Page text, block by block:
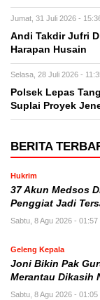
Jumat, 31 Juli 2026 -
Andi Takdir Jufri
Harapan Husain
Selasa, 28 Juli 2026 -
Polsek Lepas
Suplai Proyek
BERITA
Hukrim
37 Akun Medsos
Penggiat Jadi
Sabtu, 8 Agu 2026 - 01:57
Geleng Kepala
Joni Bikin Pak
Merantau Dikasih
Sabtu, 8 Agu 2026 - 01:05